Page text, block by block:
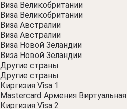
Виза Великобритании
Виза Великобритании
Виза Австралии
Виза Австралии
Виза Новой Зеландии
Виза Новой Зеландии
Другие страны
Другие страны
Киргизия Visa 1
Mastercard Армения Виртуальная
Киргизия Visa 2